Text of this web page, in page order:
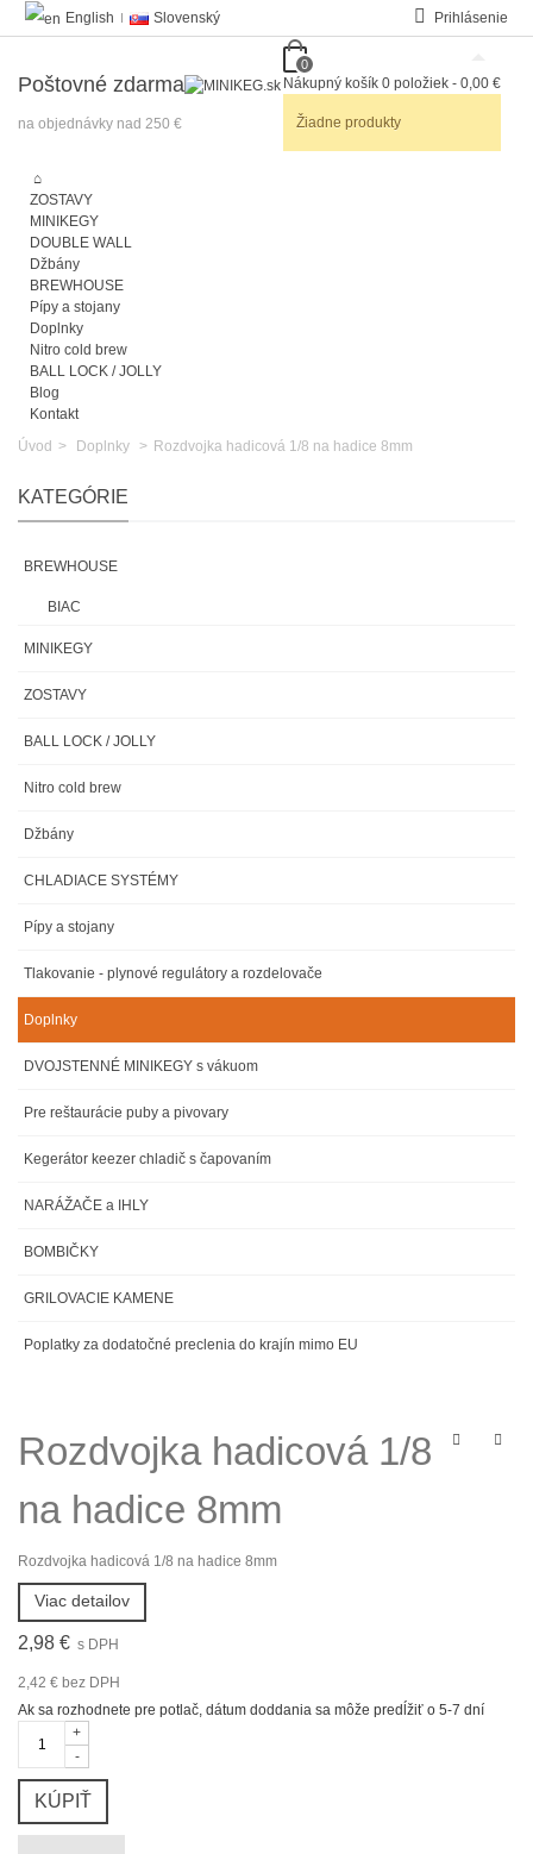
English Slovenský Prihlásenie
Poštovné zdarma
na objednávky nad 250 €
0
Nákupný košík 0 položiek - 0,00 €
Žiadne produkty
ZOSTAVY
MINIKEGY
DOUBLE WALL
Džbány
BREWHOUSE
Pípy a stojany
Doplnky
Nitro cold brew
BALL LOCK / JOLLY
Blog
Kontakt
Úvod > Doplnky > Rozdvojka hadicová 1/8 na hadice 8mm
KATEGÓRIE
BREWHOUSE
BIAC
MINIKEGY
ZOSTAVY
BALL LOCK / JOLLY
Nitro cold brew
Džbány
CHLADIACE SYSTÉMY
Pípy a stojany
Tlakovanie - plynové regulátory a rozdelovače
Doplnky
DVOJSTENNÉ MINIKEGY s vákuom
Pre reštaurácie puby a pivovary
Kegerátor keezer chladič s čapovaním
NARÁŽAČE a IHLY
BOMBIČKY
GRILOVACIE KAMENE
Poplatky za dodatočné preclenia do krajín mimo EU
Rozdvojka hadicová 1/8
na hadice 8mm
Rozdvojka hadicová 1/8 na hadice 8mm
Viac detailov
2,98 € s DPH
2,42 € bez DPH
Ak sa rozhodnete pre potlač, dátum doddania sa môže predĺžiť o 5-7 dní
-
+
KÚPIŤ